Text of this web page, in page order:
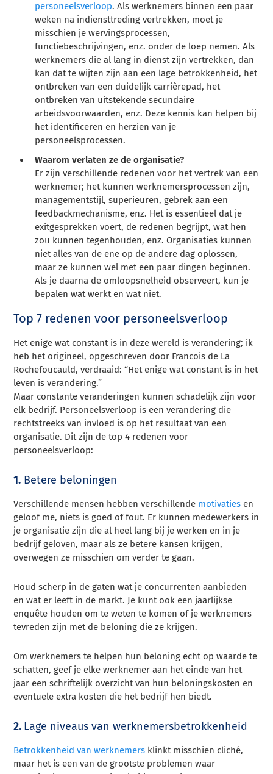
personeelsverloop. Als werknemers binnen een paar
weken na indiensttreding vertrekken, moet je
misschien je wervingsprocessen,
functiebeschrijvingen, enz. onder de loep nemen. Als
werknemers die al lang in dienst zijn vertrekken, dan
kan dat te wijten zijn aan een lage betrokkenheid, het
ontbreken van een duidelijk carrièrepad, het
ontbreken van uitstekende secundaire
arbeidsvoorwaarden, enz. Deze kennis kan helpen bij
het identificeren en herzien van je
personeelsprocessen.
Waarom verlaten ze de organisatie?
Er zijn verschillende redenen voor het vertrek van een
werknemer; het kunnen werknemersprocessen zijn,
managementstijl, superieuren, gebrek aan een
feedbackmechanisme, enz. Het is essentieel dat je
exitgesprekken voert, de redenen begrijpt, wat hen
zou kunnen tegenhouden, enz. Organisaties kunnen
niet alles van de ene op de andere dag oplossen,
maar ze kunnen wel met een paar dingen beginnen.
Als je daarna de omloopsnelheid observeert, kun je
bepalen wat werkt en wat niet.
Top 7 redenen voor personeelsverloop
Het enige wat constant is in deze wereld is verandering; ik
heb het origineel, opgeschreven door Francois de La
Rochefoucauld, verdraaid: “Het enige wat constant is in het
leven is verandering.”
Maar constante veranderingen kunnen schadelijk zijn voor
elk bedrijf. Personeelsverloop is een verandering die
rechtstreeks van invloed is op het resultaat van een
organisatie. Dit zijn de top 4 redenen voor
personeelsverloop:
1. Betere beloningen
Verschillende mensen hebben verschillende motivaties en
geloof me, niets is goed of fout. Er kunnen medewerkers in
je organisatie zijn die al heel lang bij je werken en in je
bedrijf geloven, maar als ze betere kansen krijgen,
overwegen ze misschien om verder te gaan.
Houd scherp in de gaten wat je concurrenten aanbieden
en wat er leeft in de markt. Je kunt ook een jaarlijkse
enquête houden om te weten te komen of je werknemers
tevreden zijn met de beloning die ze krijgen.
Om werknemers te helpen hun beloning echt op waarde te
schatten, geef je elke werknemer aan het einde van het
jaar een schriftelijk overzicht van hun beloningskosten en
eventuele extra kosten die het bedrijf hen biedt.
2. Lage niveaus van werknemersbetrokkenheid
Betrokkenheid van werknemers klinkt misschien cliché,
maar het is een van de grootste problemen waar